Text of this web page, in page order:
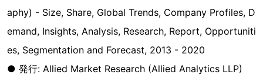
aphy) - Size, Share, Global Trends, Company Profiles, D
emand, Insights, Analysis, Research, Report, Opportuniti
es, Segmentation and Forecast, 2013 - 2020
● 発行: Allied Market Research (Allied Analytics LLP)